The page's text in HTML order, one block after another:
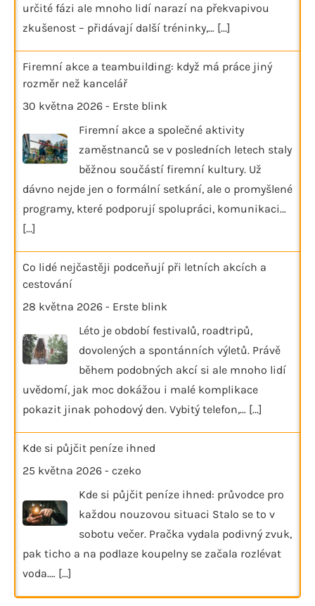
určité fázi ale mnoho lidí narazí na překvapivou
zkušenost – přidávají další tréninky,… [...]
Firemní akce a teambuilding: když má práce jiný
rozměr než kancelář
30 května 2026 - Erste blink
Firemní akce a společné aktivity
zaměstnanců se v posledních letech staly
běžnou součástí firemní kultury. Už
dávno nejde jen o formální setkání, ale o promyšlené
programy, které podporují spolupráci, komunikaci…
[...]
Co lidé nejčastěji podceňují při letních akcích a
cestování
28 května 2026 - Erste blink
Léto je období festivalů, roadtripů,
dovolených a spontánních výletů. Právě
během podobných akcí si ale mnoho lidí
uvědomí, jak moc dokážou i malé komplikace
pokazit jinak pohodový den. Vybitý telefon,… [...]
Kde si půjčit peníze ihned
25 května 2026 - czeko
Kde si půjčit peníze ihned: průvodce pro
každou nouzovou situaci Stalo se to v
sobotu večer. Pračka vydala podivný zvuk,
pak ticho a na podlaze koupelny se začala rozlévat
voda.… [...]